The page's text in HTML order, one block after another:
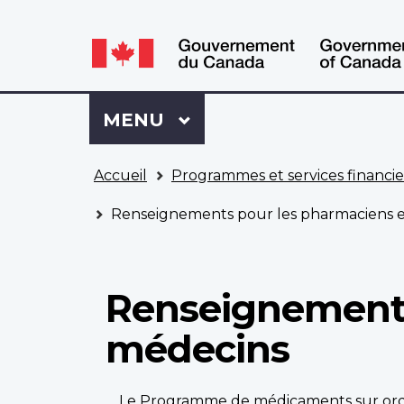
Language
switcher
Language
switcher
Se
connecter
à
Dossier
ACC
Menu
MENU PRINCIPAL
Accueil Programmes et services
Renseignements pour les pharmaciens
médecins